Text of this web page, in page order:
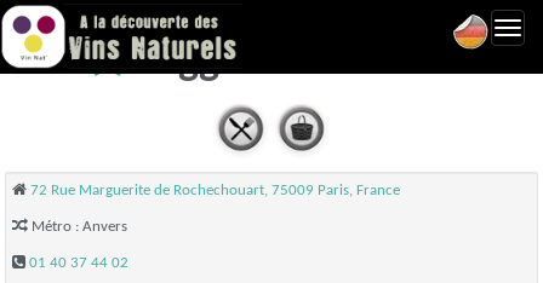
Faggio - Paris 09
72 Rue Marguerite de Rochechouart, 75009 Paris, France
Métro : Anvers
01 40 37 44 02